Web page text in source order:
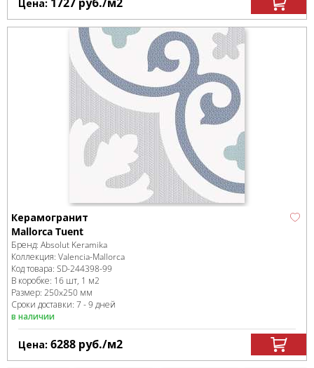
Цена:
Керамогранит
Mallorca Tuent
Бренд: Absolut Keramika
Коллекция: Valencia-Mallorca
Код товара: SD-244398-99
В коробке: 16 шт, 1 м2
Размер: 250x250 мм
Сроки доставки: 7 - 9 дней
в наличии
Цена: 6288 руб./м2